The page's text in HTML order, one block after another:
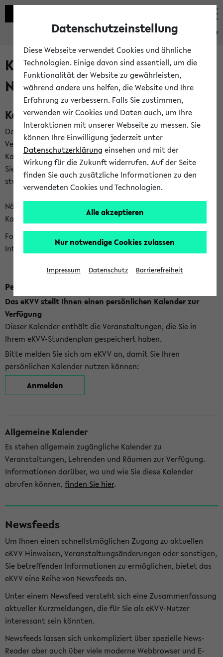
eKVV
Kalenderintegration und
Newsfeeds
Kalenderintegration
Das eKVV bietet Ihnen die Möglichkeit,
Veranstaltungstermine in eine Vielzahl von
Kalenderanwendungen einzubinden. Auf diese Weise können
Sie einen gemeinsamen Überblick über Ihre privaten und
studienbezogenen Termine erhalten.
Näheres zu Vorteilen und Funktionsweise der
Kalenderintegration können Sie auf unserer
Folgende Kalender bietet Ihnen das eKVV derzeit zur
Integration an:
Persönlicher Kalender
Das eKVV stellt Ihnen einen persönlichen Kalender zur
Verfügung
Dieser Kalender enthält die Veranstaltungen, die Sie in
Ihrem eKVV-Stundenplan gespeichert haben.
Bitte melden Sie sich am eKVV an, damit Sie Ihren
persönlichen Kalender nutzen können:
Anmelden
Allgemeine Kalender
Es stehen allgemein zugängliche Kalender zu
Veranstaltungen, Lehrenden und Räumen zur Verfügung.
Informationen darüber, wo und wie Sie diese Kalender
abrufen können, finden Sie hier.
Newsfeeds
Um Ihnen einen schnellstmöglichen Zugang zu aktuellen
eKVV Hinweisen, Veranstaltungsänderungen oder sonstigen,
Sie betreffenden Informationen zu ermöglichen, bietet das
eKVV eine Reihe von Newsfeeds an.
Unter einem Newsfeed versteht sich eine Zusammenfassung
aktueller Kurzmeldungen, die für Sie als eKVV-Nutzer
interessant sein könnten.
Newsfeeds lassen sich unkompliziert über spezielle News-
Reader aber auch über viele moderne Webbrowser und E-
Datenschutzeinstellung
Diese Webseite verwendet Cookies und ähnliche
Technologien. Einige davon sind essentiell, um die
Funktionalität der Website zu gewährleisten,
während andere uns helfen, die Website und Ihre
Erfahrung zu verbessern. Falls Sie zustimmen,
verwenden wir Cookies und Daten auch, um Ihre
Interaktionen mit unserer Webseite zu messen. Sie
können Ihre Einwilligung jederzeit unter
Datenschutzerklärung einsehen und mit der
Wirkung für die Zukunft widerrufen. Auf der Seite
finden Sie auch zusätzliche Informationen zu den
verwendeten Cookies und Technologien.
Alle akzeptieren
Nur notwendige Cookies zulassen
Impressum Datenschutz Barrierefreiheit